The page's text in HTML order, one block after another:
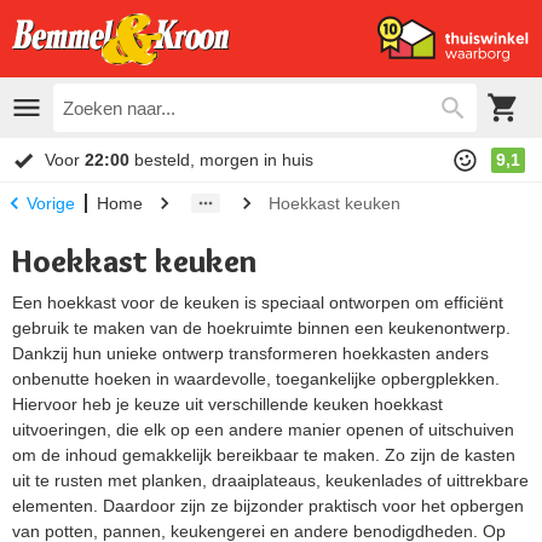
Voor 22:00 besteld, morgen in huis 9,1
Vorige Home Hoekkast keuken
Hoekkast keuken
Een hoekkast voor de keuken is speciaal ontworpen om efficiënt
gebruik te maken van de hoekruimte binnen een keukenontwerp.
Dankzij hun unieke ontwerp transformeren hoekkasten anders
onbenutte hoeken in waardevolle, toegankelijke opbergplekken.
Hiervoor heb je keuze uit verschillende keuken hoekkast
uitvoeringen, die elk op een andere manier openen of uitschuiven
om de inhoud gemakkelijk bereikbaar te maken. Zo zijn de kasten
uit te rusten met planken, draaiplateaus, keukenlades of uittrekbare
elementen. Daardoor zijn ze bijzonder praktisch voor het opbergen
van potten, pannen, keukengerei en andere benodigdheden. Op